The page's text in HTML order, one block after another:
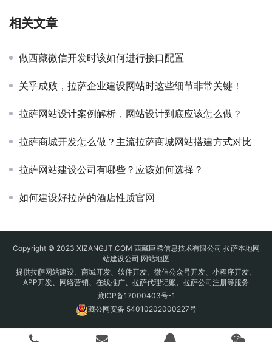
相关文章
做西藏微信开发时该如何进行接口配置
关乎成败，拉萨企业建设网站时这些细节非常关键！
拉萨网站设计案例解析，网站设计到底应该怎么做？
拉萨商城开发怎么做？主流拉萨商城网站搭建方式对比
拉萨网站建设公司有哪些？应该如何选择？
如何建设好拉萨的酒店性质官网
Copyright © 2023 XIZANGJT.COM 西藏巨腾信息技术有限公司 拉萨本地网
站建设公司 网站地图
提供拉萨网站建设、商城开发、软件开发、微信公众号开发、小程序开发、
APP开发、网络营销、在线推广、拉萨代理记账、拉萨公司注册等服务
藏ICP备17000403号-1
藏公网安备 54010202000227号